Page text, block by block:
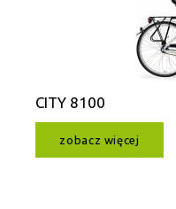
CITY 8100
zobacz więcej